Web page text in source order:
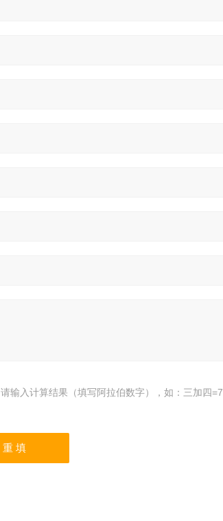
请输入计算结果（填写阿拉伯数字），如：三加四=7